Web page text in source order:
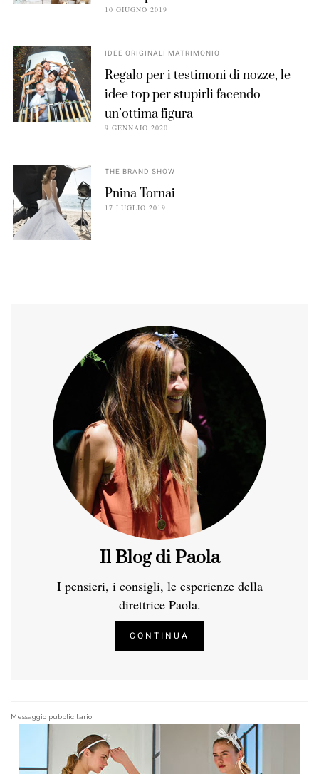
10 GIUGNO 2019
IDEE ORIGINALI MATRIMONIO
Regalo per i testimoni di nozze, le
idee top per stupirli facendo
un’ottima figura
9 GENNAIO 2020
THE BRAND SHOW
Pnina Tornai
17 LUGLIO 2019
Il Blog di Paola
I pensieri, i consigli, le esperienze della
direttrice Paola.
CONTINUA
Messaggio pubblicitario